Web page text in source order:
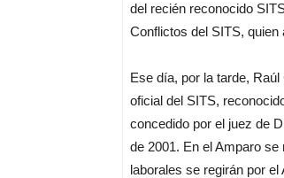
del recién reconocido
Conflictos del SITS, quien
Ese día, por la tarde,
oficial del SITS,
concedido por el juez de
de 2001. En el Amparo
laborales se regirán por el